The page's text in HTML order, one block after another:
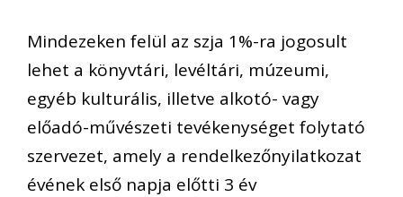
Mindezeken felül az szja 1%-ra jogosult
lehet a könyvtári, levéltári, múzeumi,
egyéb kulturális, illetve alkotó- vagy
előadó-művészeti tevékenységet folytató
szervezet, amely a rendelkezőnyilatkozat
évének első napja előtti 3 év